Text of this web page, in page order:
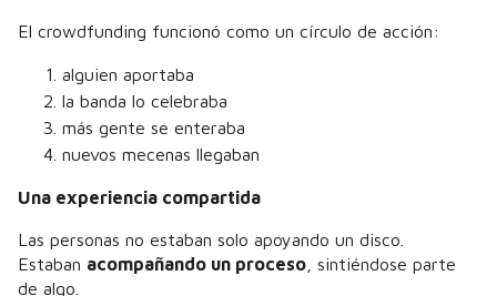
El crowdfunding funcionó como un círculo de acción:
alguien aportaba
la banda lo celebraba
más gente se enteraba
nuevos mecenas llegaban
Una experiencia compartida
Las personas no estaban solo apoyando un disco.
Estaban acompañando un proceso , sintiéndose parte
de algo.